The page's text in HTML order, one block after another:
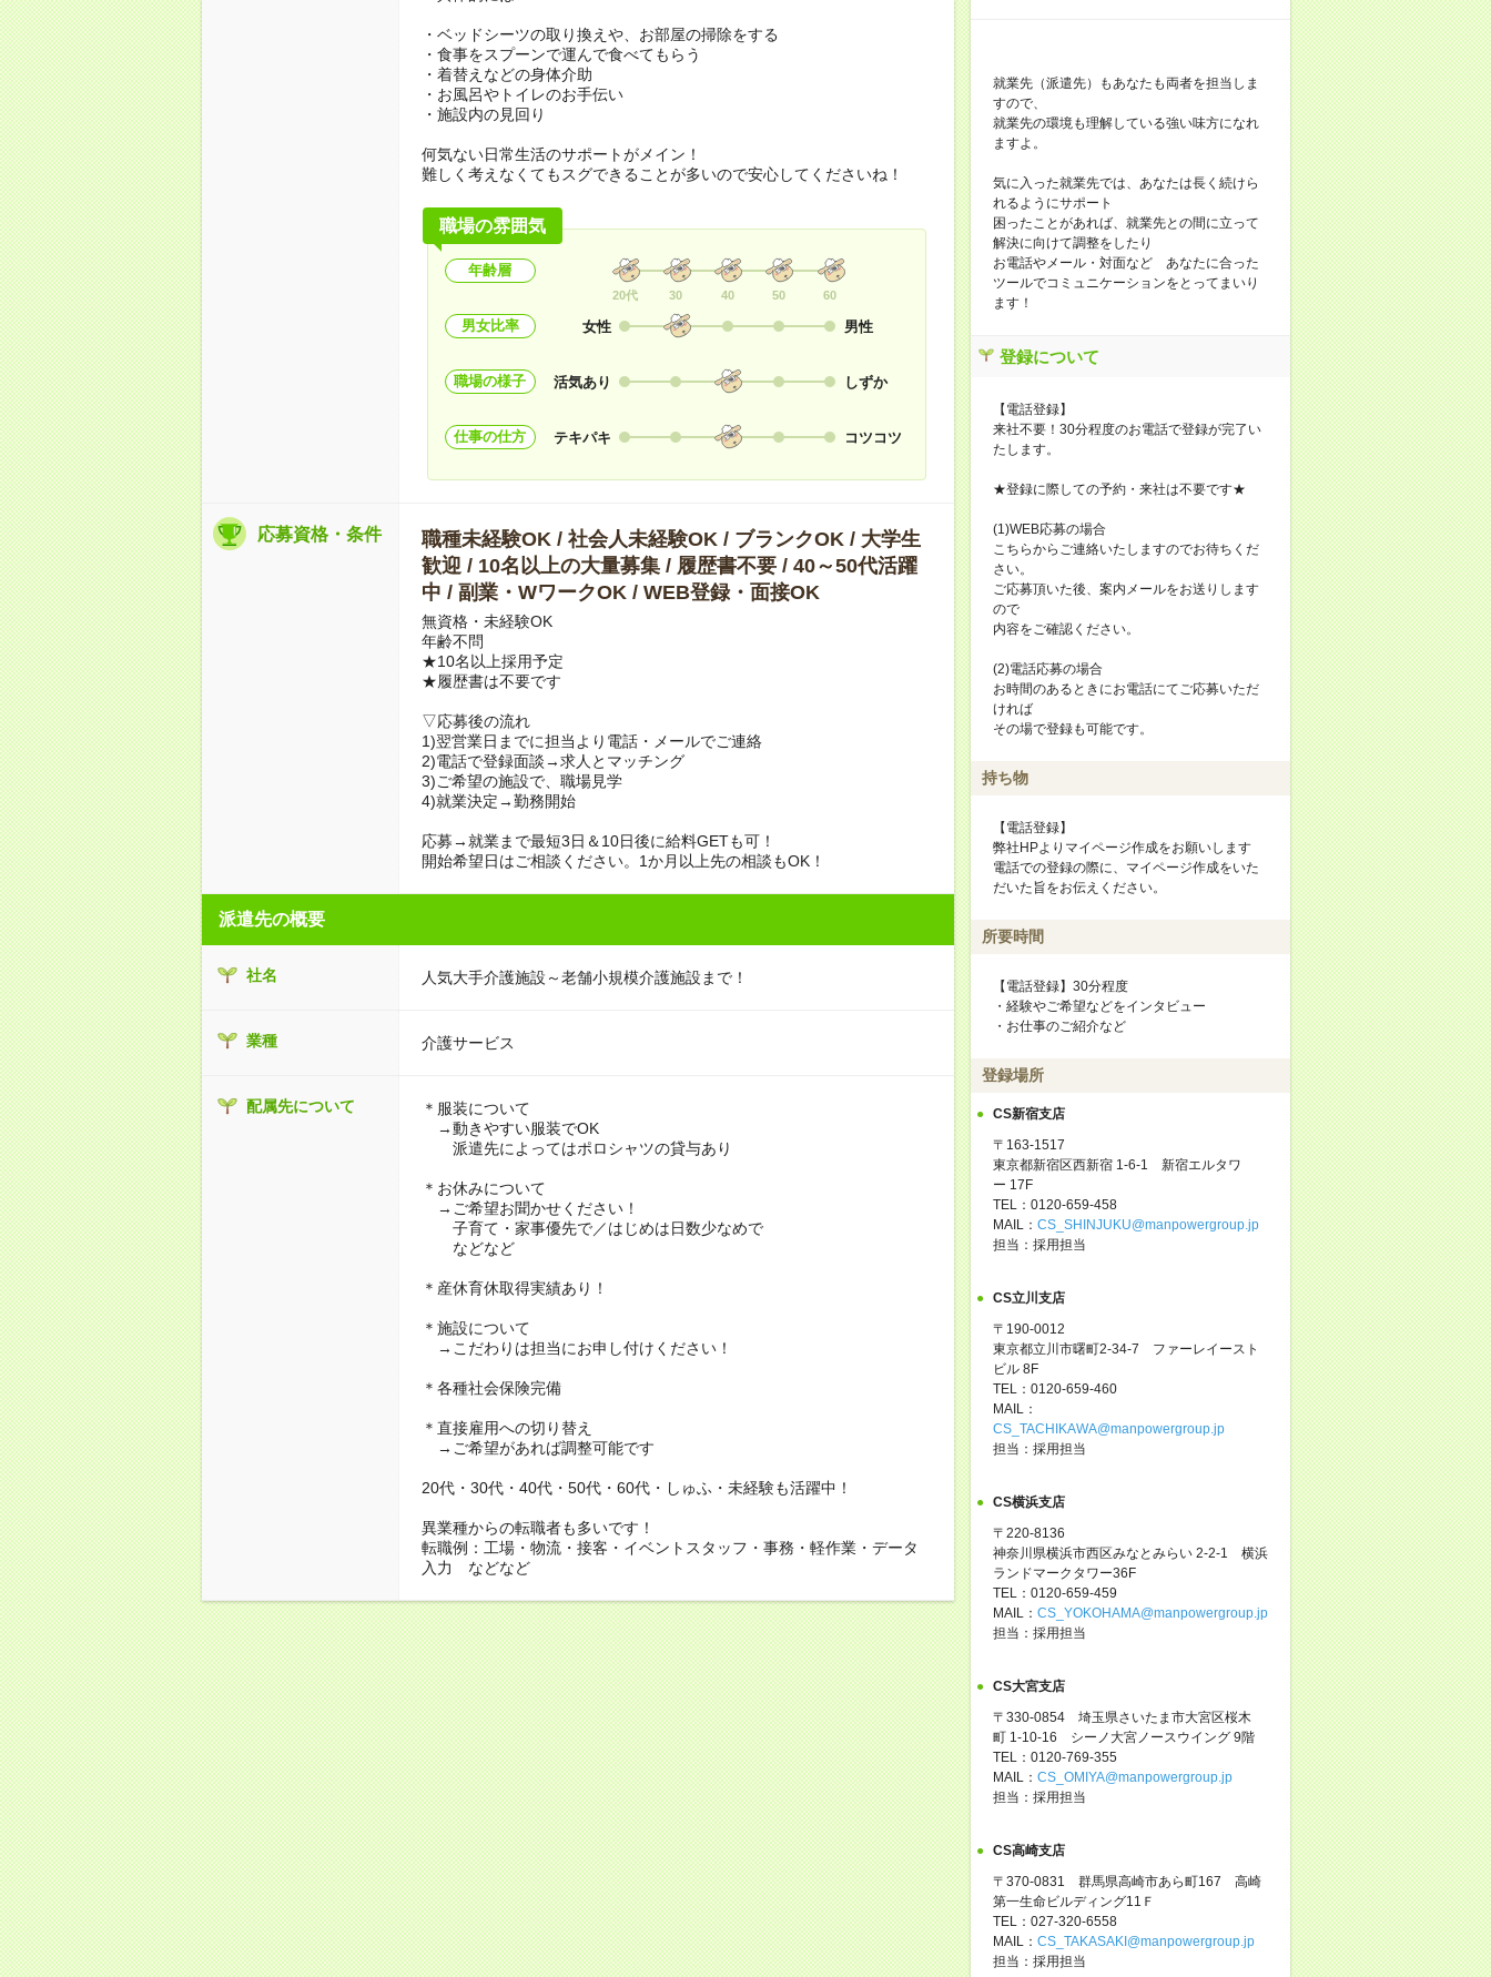
・ベッドシーツの取り換えや、お部屋の掃除をする
・食事をスプーンで運んで食べてもらう
・着替えなどの身体介助
・お風呂やトイレのお手伝い
・施設内の見回り
何気ない日常生活のサポートがメイン！
難しく考えなくてもスグできることが多いので安心してくださいね！
職場の雰囲気
年齢層
20代 30 40 50 60
男女比率 女性 男性
職場の様子 活気あり しずか
仕事の仕方 テキパキ コツコツ
応募資格・条件
職種未経験OK / 社会人未経験OK / ブランクOK / 大学生
歓迎 / 10名以上の大量募集 / 履歴書不要 / 40～50代活躍
中 / 副業・WワークOK / WEB登録・面接OK
無資格・未経験OK
年齢不問
★10名以上採用予定
★履歴書は不要です
▽応募後の流れ
1)翌営業日までに担当より電話・メールでご連絡
2)電話で登録面談→求人とマッチング
3)ご希望の施設で、職場見学
4)就業決定→勤務開始
応募→就業まで最短3日＆10日後に給料GETも可！
開始希望日はご相談ください。1か月以上先の相談もOK！
派遣先の概要
社名 人気大手介護施設～老舗小規模介護施設まで！
業種 介護サービス
配属先について
＊服装について
→動きやすい服装でOK
派遣先によってはポロシャツの貸与あり
＊お休みについて
→ご希望お聞かせください！
子育て・家事優先で／はじめは日数少なめで
などなど
＊産休育休取得実績あり！
＊施設について
→こだわりは担当にお申し付けください！
＊各種社会保険完備
＊直接雇用への切り替え
→ご希望があれば調整可能です
20代・30代・40代・50代・60代・しゅふ・未経験も活躍中！
異業種からの転職者も多いです！
転職例：工場・物流・接客・イベントスタッフ・事務・軽作業・データ
入力 などなど
就業先（派遣先）もあなたも両者を担当しま
すので、
就業先の環境も理解している強い味方になれ
ますよ。
気に入った就業先では、あなたは長く続けら
れるようにサポート
困ったことがあれば、就業先との間に立って
解決に向けて調整をしたり
お電話やメール・対面など あなたに合った
ツールでコミュニケーションをとってまいり
ます！
登録について
【電話登録】
来社不要！30分程度のお電話で登録が完了い
たします。
★登録に際しての予約・来社は不要です★
(1)WEB応募の場合
こちらからご連絡いたしますのでお待ちくだ
さい。
ご応募頂いた後、案内メールをお送りします
ので
内容をご確認ください。
(2)電話応募の場合
お時間のあるときにお電話にてご応募いただ
ければ
その場で登録も可能です。
持ち物
【電話登録】
弊社HPよりマイページ作成をお願いします
電話での登録の際に、マイページ作成をいた
だいた旨をお伝えください。
所要時間
【電話登録】30分程度
・経験やご希望などをインタビュー
・お仕事のご紹介など
登録場所
CS新宿支店
〒163-1517
東京都新宿区西新宿 1-6-1 新宿エルタワ
ー 17F
TEL：0120-659-458
MAIL： CS_SHINJUKU@manpowergroup.jp
担当：採用担当
CS立川支店
〒190-0012
東京都立川市曙町2-34-7 ファーレイースト
ビル 8F
TEL：0120-659-460
MAIL：
CS_TACHIKAWA@manpowergroup.jp
担当：採用担当
CS横浜支店
〒220-8136
神奈川県横浜市西区みなとみらい 2-2-1 横浜
ランドマークタワー36F
TEL：0120-659-459
MAIL： CS_YOKOHAMA@manpowergroup.jp
担当：採用担当
CS大宮支店
〒330-0854 埼玉県さいたま市大宮区桜木
町 1-10-16 シーノ大宮ノースウイング 9階
TEL：0120-769-355
MAIL： CS_OMIYA@manpowergroup.jp
担当：採用担当
CS高崎支店
〒370-0831 群馬県高崎市あら町167 高崎
第一生命ビルディング11Ｆ
TEL：027-320-6558
MAIL： CS_TAKASAKI@manpowergroup.jp
担当：採用担当